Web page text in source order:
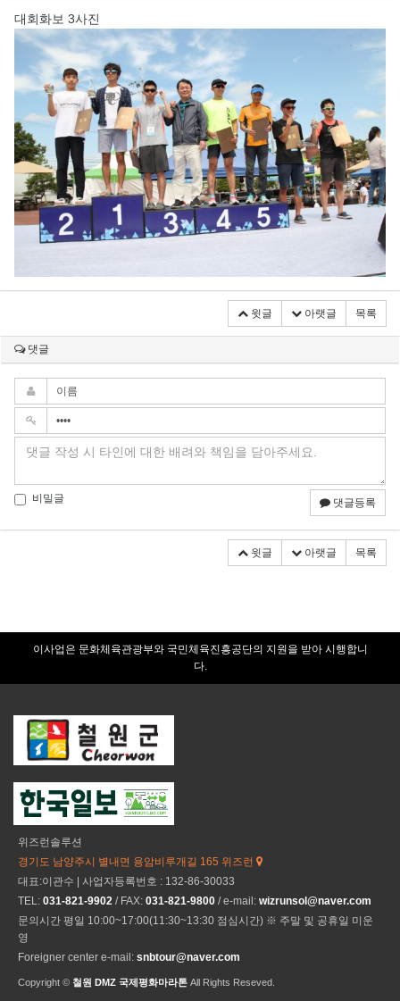
대회화보 3사진
윗글 아랫글 목록
댓글
비밀글 댓글등록
윗글 아랫글 목록
이사업은 문화체육관광부와 국민체육진흥공단의 지원을 받아 시행합니
다.
위즈런솔루션
경기도 남양주시 별내면 용암비루개길 165 위즈런
대표:이관수 | 사업자등록번호 : 132-86-30033
TEL: 031-821-9902 / FAX: 031-821-9800 / e-mail: wizrunsol@naver.com
문의시간 평일 10:00~17:00(11:30~13:30 점심시간) ※ 주말 및 공휴일 미운
영
Foreigner center e-mail: snbtour@naver.com
Copyright © 철원 DMZ 국제평화마라톤 All Rights Reseved.